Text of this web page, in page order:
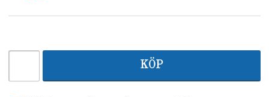
KÖP